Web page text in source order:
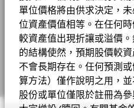
單位價格將由供求決定，
位資產價值相等。在任何
較資產值出現折讓或溢價
的結構使然，預期股價較
不會長期存在。任何預測
算方法）僅作說明之用，
股份或單位僅限於註冊為
EUR
表現已扣除持續徵收的收費，
往績並非未來表現的指引。投
表現按該時期的資產淨值計算，
MSCI ESG % 涵蓋範圍
截至 2026年7月17日
MSCI ESG 品質得分－同類基金
百分位數
截至 2026年7月17日
同類基金組別
截至 2026年7月17日
MSCI－油砂
截至 2026年6月30日
業務參與涵蓋範圍
截至 2026年6月30日
BGF股息組成資料 (
貝萊德全球基金年
詐騙提示
Cookie通知
Manage cookies